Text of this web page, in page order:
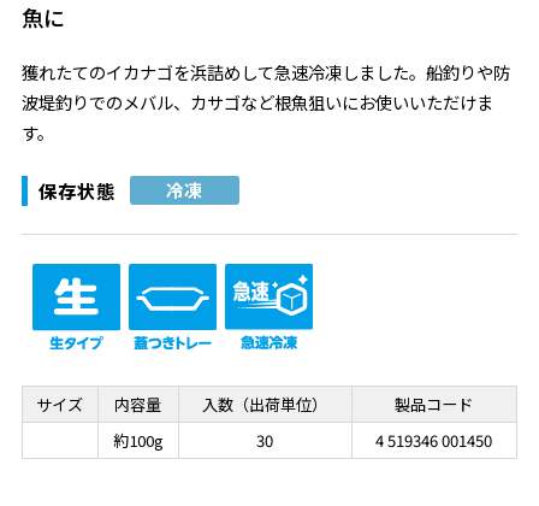
魚に
獲れたてのイカナゴを浜詰めして急速冷凍しました。船釣りや防
波堤釣りでのメバル、カサゴなど根魚狙いにお使いいただけま
す。
保存状態 冷凍
サイズ 内容量 入数（出荷単位）
製品コード
約100g
30 4 519346 001450